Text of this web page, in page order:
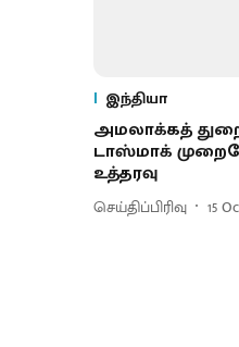
இந்தியா
அமலாக்கத்
டாஸ்மாக்
உத்தரவு
செய்திப்பிரிவு 15